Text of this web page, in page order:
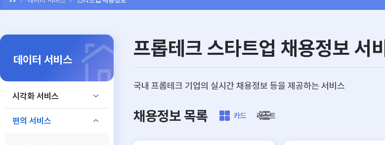
상세 검색
맞춤형 데이터 신청
타 플랫폼 상품 검색
가공 지원 서비스
데이터 서비스
시각화 서비스
편의 서비스
프롭테크 스타트업 채용정보 서
국내 프롭테크 기업의 실시간 채용정보 등을 제공하는 서비스
채용정보 목록 카드 리스트